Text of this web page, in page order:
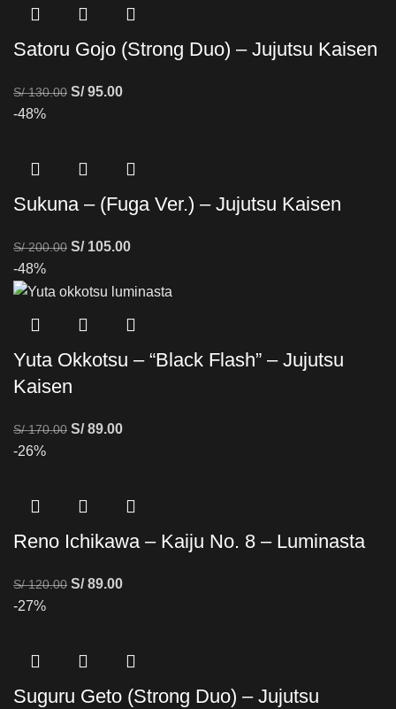
Satoru Gojo (Strong Duo) – Jujutsu Kaisen
S/130.00 S/95.00
-48%
Sukuna – (Fuga Ver.) – Jujutsu Kaisen
S/200.00 S/105.00
-48%
Yuta Okkotsu – “Black Flash” – Jujutsu
Kaisen
S/170.00 S/89.00
-26%
Reno Ichikawa – Kaiju No. 8 – Luminasta
S/120.00 S/89.00
-27%
Suguru Geto (Strong Duo) – Jujutsu